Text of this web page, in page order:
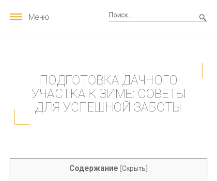
Меню
ПОДГОТОВКА ДАЧНОГО
УЧАСТКА К ЗИМЕ: СОВЕТЫ
ДЛЯ УСПЕШНОЙ ЗАБОТЫ
Содержание Скрыть